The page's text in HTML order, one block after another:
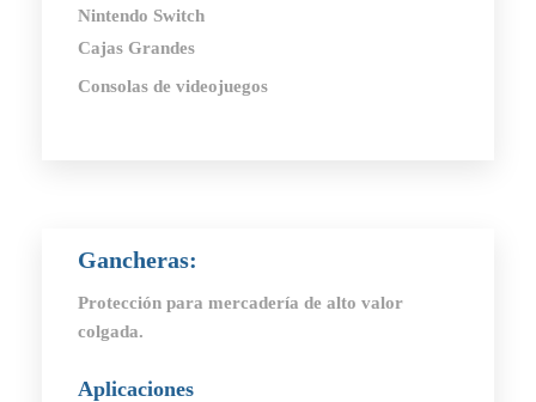
Nintendo Switch
Cajas Grandes
Consolas de videojuegos
Gancheras:
Protección para mercadería de alto valor
colgada.
Aplicaciones